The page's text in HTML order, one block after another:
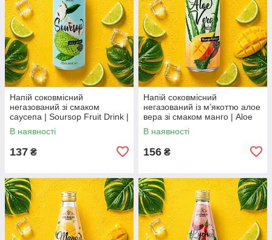
Напій соковмісний
негазований зі смаком
саусепа | Soursop Fruit Drink |
В'єтнам | Bisan | 250 мл |
Екзотичний тропічний смак
В наявності
137 ₴
Напій соковмісний
негазований із м’якоттю алое
вера зі смаком манго | Aloe
Vera Drink Mango Flavor |
В’єтнам | Bisan | 250 мл AO
В наявності
156 ₴